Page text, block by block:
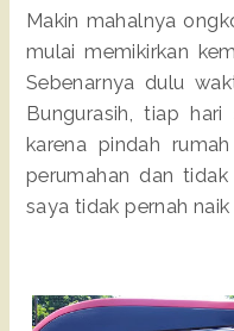
Makin mahalnya
mulai memikirkan
Sebenarnya dulu
Bungurasih, tiap
karena pindah
perumahan dan
saya tidak pernah